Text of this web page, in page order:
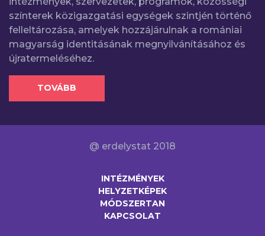
színterek közigazgatási egységek szintjén történő
felleltározása, amelyek hozzájárulnak a romániai
magyarság identitásának megnyilvánításához és
újratermeléséhez.
TOVÁBB
@ erdelystat 2018
INTÉZMÉNYEK
HELYZETKÉPEK
MÓDSZERTAN
KAPCSOLAT